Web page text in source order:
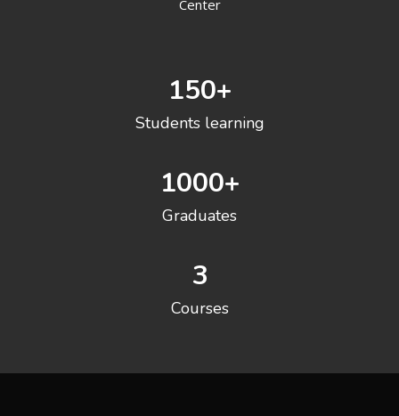
Center
150+
Students learning
1000+
Graduates
3
Courses